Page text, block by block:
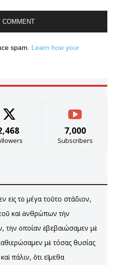
spam. Learn how your
7,000
Subscribers
εἰς τὸ μέγα τοῦτο στάδιον,
καὶ ἀνθρώπων τὴν
τὴν ὁποίαν ἐβεβαιώσαμεν μὲ
μὲ τόσας θυσίας
πάλιν, ὅτι εἴμεθα